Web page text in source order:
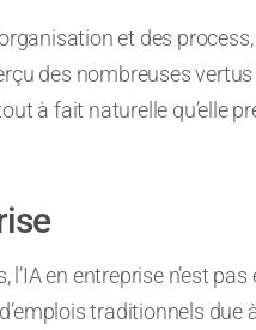
et des
des nombreuses
à fait naturelle qu’elle
en entreprise n’est
traditionnels due